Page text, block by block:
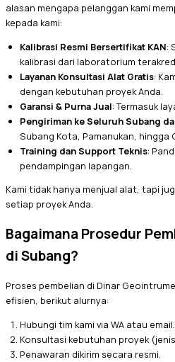
alasan mengapa pelanggan kami
kepada kami:
Kalibrasi Resmi Bersertifikat KAN:
kalibrasi dari laboratorium
Layanan Konsultasi Alat Gratis:
dengan kebutuhan proyek Anda.
Garansi & Purna Jual: Termasuk
Pengiriman ke Seluruh Subang
Subang Kota, Pamanukan, hingga
Training dan Support Teknis:
pendampingan lapangan.
Kami tidak hanya menjual alat, tapi
setiap proyek Anda.
Bagaimana Prosedur
di Subang?
Proses pembelian di Dinar
efisien, berikut alurnya:
Hubungi tim kami via WA atau email.
Konsultasi kebutuhan proyek
Penawaran dikirim secara resmi.